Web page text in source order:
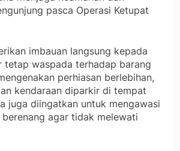
pasca Operasi Ketupat
imbauan langsung kepada
tetap waspada terhadap barang
perhiasan berlebihan,
kendaraan diparkir di tempat
juga diingatkan untuk mengawasi
agar tidak melewati